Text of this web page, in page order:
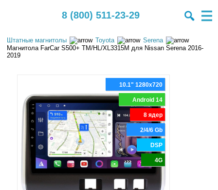
8 (800) 511-23-29
Штатные магнитолы Toyota
Serena
Магнитола FarCar S500+ TM/HL/XL3315M для Nissan Serena 2016-
2019
10.1" 1280x720
Android 14
8 ядер
2/4/6 Gb
DSP
4G